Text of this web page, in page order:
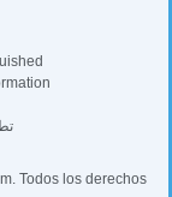
Todos los derechos